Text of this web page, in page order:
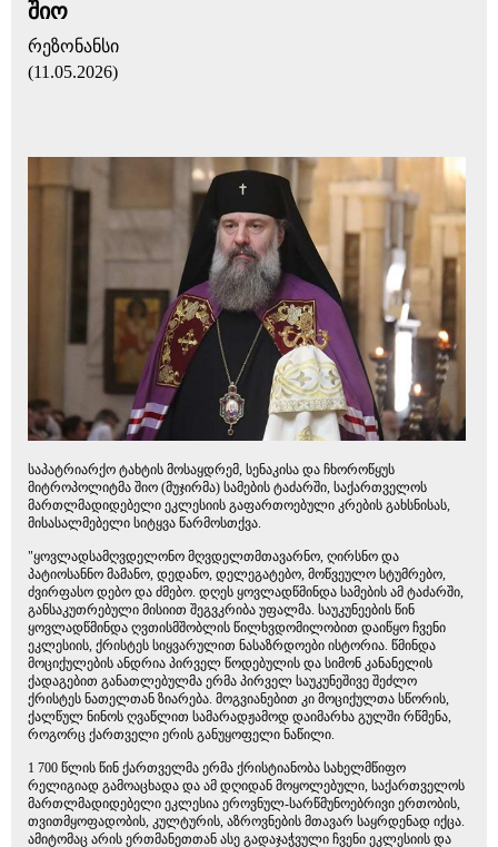
შიო
რეზონანსი
(11.05.2026)
საპატრიარქო ტახტის მოსაყდრემ, სენაკისა და ჩხოროწყუს
მიტროპოლიტმა შიო (მუჯირმა) სამების ტაძარში, საქართველოს
მართლმადიდებელი ეკლესიის გაფართოებული კრების გახსნისას,
მისასალმებელი სიტყვა წარმოსთქვა.
"ყოვლადსამღვდელონო მღვდელთმთავარნო, ღირსნო და
პატიოსანნო მამანო, დედანო, დელეგატებო, მოწვეულო სტუმრებო,
ძვირფასო დებო და ძმებო. დღეს ყოვლადწმინდა სამების ამ ტაძარში,
განსაკუთრებული მისიით შეგვკრიბა უფალმა. საუკუნეების წინ
ყოვლადწმინდა ღვთისმშობლის წილხვდომილობით დაიწყო ჩვენი
ეკლესიის, ქრისტეს სიყვარულით ნასაზრდოები ისტორია. წმინდა
მოციქულების ანდრია პირველ წოდებულის და სიმონ კანანელის
ქადაგებით განათლებულმა ერმა პირველ საუკუნეშივე შეძლო
ქრისტეს ნათელთან ზიარება. მოგვიანებით კი მოციქულთა სწორის,
ქალწულ ნინოს ღვაწლით სამარადჟამოდ დაიმარხა გულში რწმენა,
როგორც ქართველი ერის განუყოფელი ნაწილი.
1 700 წლის წინ ქართველმა ერმა ქრისტიანობა სახელმწიფო
რელიგიად გამოაცხადა და ამ დღიდან მოყოლებული, საქართველოს
მართლმადიდებელი ეკლესია ეროვნულ-სარწმუნოებრივი ერთობის,
თვითმყოფადობის, კულტურის, აზროვნების მთავარ საყრდენად იქცა.
ამიტომაც არის ერთმანეთთან ასე გადაჯაჭვული ჩვენი ეკლესიის და